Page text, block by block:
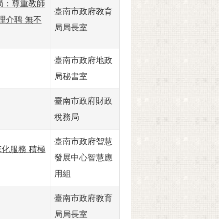
：尊重教師
介聘 無不
臺南市政府教育
局局長室
臺南市政府地政
局秘書室
臺南市政府財政
稅務局
服務 積極
臺南市政府智慧
發展中心智慧應
用組
臺南市政府教育
局局長室